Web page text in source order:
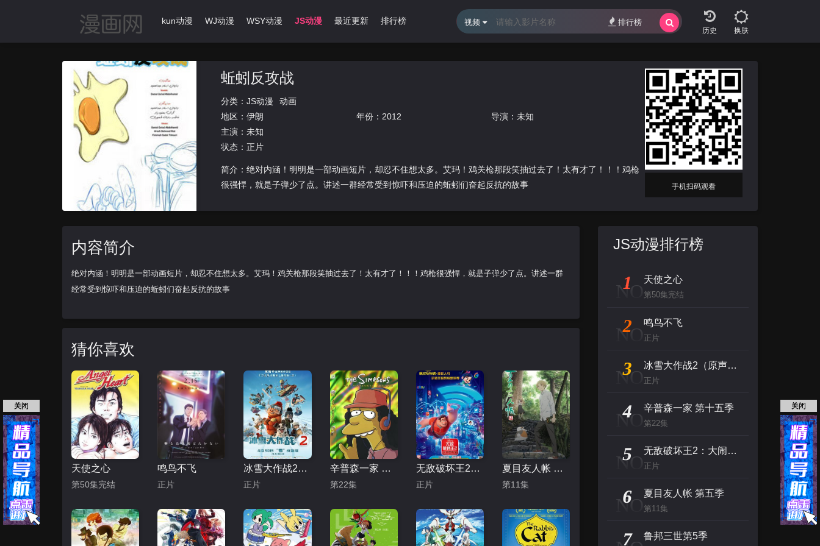
首页 动漫导航 Ikun动漫 WJ动漫 WSY动漫 JS动漫 最近更新 排行榜
换肤
视频 排行榜
蚯蚓反攻战
分类： JS动漫
动画
地区： 伊朗 年份： 2012
导演：未知
主演：未知
状态：正片
简介：绝对内涵！明明是一部动画短片，却忍不住想太多。艾玛！鸡关枪那段笑抽过去了！太有才了！！！鸡枪
很强悍，就是子弹少了点。讲述一群经常受到惊吓和压迫的蚯蚓们奋起反抗的故事
手机扫码观看
内容简介
绝对内涵！明明是一部动画短片，却忍不住想太多。艾玛！鸡关枪那段笑抽过去了！太有才了！！！鸡枪很强悍，就是子弹少了点。讲述一群
经常受到惊吓和压迫的蚯蚓们奋起反抗的故事
猜你喜欢
天使之心
第50集完结
鸣鸟不飞
正片
冰雪大作战2（原声版）
正片
辛普森一家 第十五季
第22集
无敌破坏王2：大闹互联网
正片
夏目友人帐 第五季
第11集
JS动漫排行榜
NO
1 天使之心
第50集完结
NO
2 鸣鸟不飞
正片
NO
3 冰雪大作战2（原声版）
正片
NO
4 辛普森一家 第十五季
第22集
NO
5 无敌破坏王2：大闹互联网
正片
NO
6 夏目友人帐 第五季
第11集
7 鲁邦三世第5季
关闭 关闭